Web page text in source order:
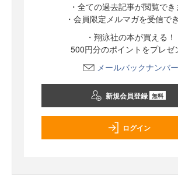
・全ての過去記事が閲覧でき
・会員限定メルマガを受信で
・翔泳社の本が買える！
500円分のポイントをプレゼ
メールバックナンバー
新規会員登録 無料
ログイン